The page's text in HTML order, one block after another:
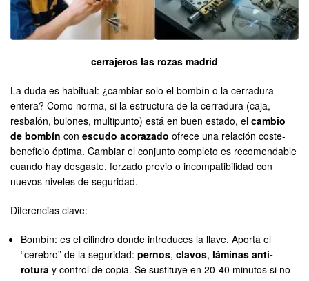
cerrajeros las rozas madrid
La duda es habitual: ¿cambiar solo el bombín o la cerradura
entera? Como norma, si la estructura de la cerradura (caja,
resbalón, bulones, multipunto) está en buen estado, el cambio
de bombín con escudo acorazado ofrece una relación coste-
beneficio óptima. Cambiar el conjunto completo es recomendable
cuando hay desgaste, forzado previo o incompatibilidad con
nuevos niveles de seguridad.
Diferencias clave:
Bombín: es el cilindro donde introduces la llave. Aporta el
“cerebro” de la seguridad:pernos,clavos, láminas anti-
rotura y control de copia. Se sustituye en 20-40 minutos si no